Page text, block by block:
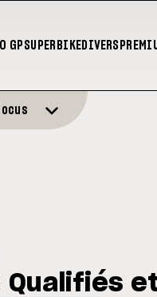
GPSUPERBIKEDIVERS
Qualifiés